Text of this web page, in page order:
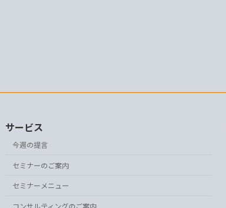
サービス
今週の提言
セミナーのご案内
セミナーメニュー